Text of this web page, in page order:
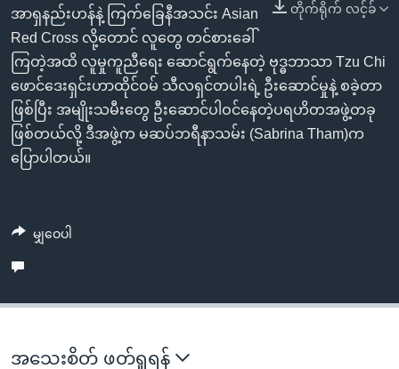
ရှာဖွေ
ရန်
နေရာ
သို့
ကျော်
ရန်
ဘာသာစကားများ တိုက်ရိုက် လင့်ခ်
အာရှနည်းဟန်နဲ့ ကြက်ခြေနီအသင်း Asian
Red Cross လို့တောင် လူတွေ တင်စားခေါ်
ကြတဲ့အထိ လူမှုကူညီရေး ဆောင်ရွက်နေတဲ့ ဗုဒ္ဓဘာသာ Tzu Chi
ဖောင်ဒေးရှင်းဟာထိုင်ဝမ် သီလရှင်တပါးရဲ့ ဦးဆောင်မှုနဲ့ စခဲ့တာ
ဖြစ်ပြီး အမျိုးသမီးတွေ ဦးဆောင်ပါဝင်နေတဲ့ပရဟိတအဖွဲ့တခု
ဖြစ်တယ်လို့ ဒီအဖွဲ့က မဆပ်ဘရီနာသမ်း (Sabrina Tham)က
ပြောပါတယ်။
မျှဝေပါ
အသေးစိတ် ဖတ်ရှုရန်